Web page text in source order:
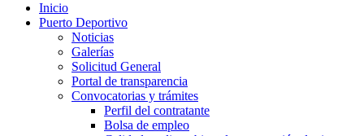
Inicio
Puerto Deportivo
Noticias
Galerías
Solicitud General
Portal de transparencia
Convocatorias y trámites
Perfil del contratante
Bolsa de empleo